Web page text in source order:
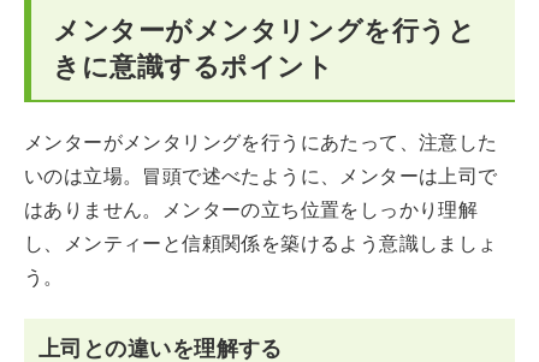
メンターがメンタリングを行うと
きに意識するポイント
メンターがメンタリングを行うにあたって、注意した
いのは立場。冒頭で述べたように、メンターは上司で
はありません。メンターの立ち位置をしっかり理解
し、メンティーと信頼関係を築けるよう意識しましょ
う。
上司との違いを理解する